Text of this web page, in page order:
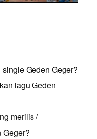
Geden Geger?
lagu Geden
merilis /
Geger?